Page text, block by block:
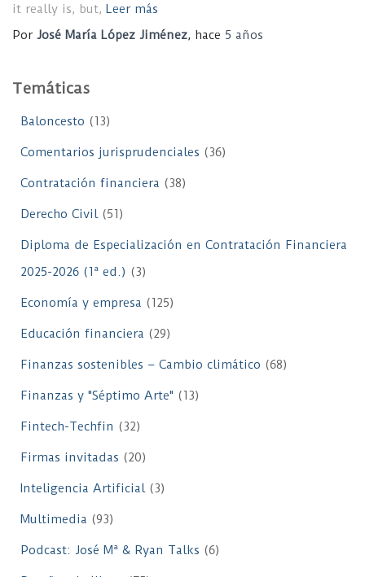
it really is, but, Leer más
Por José María López Jiménez, hace 5 años
Temáticas
Baloncesto (13)
Comentarios jurisprudenciales (36)
Contratación financiera (38)
Derecho Civil(51)
Diploma de Especialización en Contratación Financiera
2025-2026 (1ª ed.) (3)
Economía y empresa (125)
Educación financiera (29)
Finanzas sostenibles – Cambio climático (68)
Finanzas y "Séptimo Arte" (13)
Fintech-Techfin (32)
Firmas invitadas (20)
Inteligencia Artificial(3)
Multimedia (93)
Podcast: José Mª & Ryan Talks (6)